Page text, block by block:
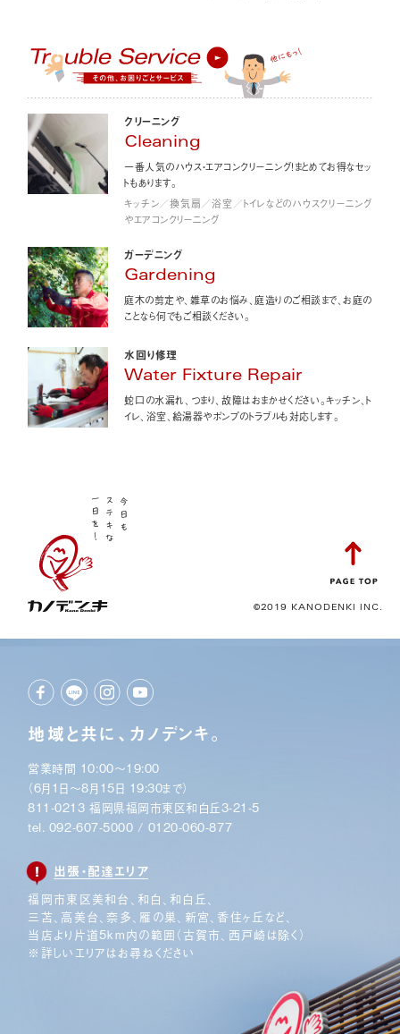
クリーニング
Cleaning
一番人気のハウス・エアコンクリーニング！まとめてお得なセッ
トもあります。
キッチン／換気扇／浴室／トイレなどのハウスクリーニング
やエアコンクリーニング
ガーデニング
Gardening
庭木の剪定や、雑草のお悩み、庭造りのご相談まで、お庭の
ことなら何でもご相談ください。
水回り修理
Water Fixture Repair
蛇口の水漏れ、つまり、故障はおまかせください。キッチン、ト
イレ、浴室、給湯器やポンプのトラブルも対応します。
©2019 KANODENKI INC.
地域と共に、カノデンキ。
営業時間 10:00〜19:00
（6月1日〜8月15日 19:30まで）
811-0213 福岡県福岡市東区和白丘3-21-5
tel. 092-607-5000 / 0120-060-877
出張・配達エリア
福岡市東区美和台、和白、和白丘、
三苫、高美台、奈多、 雁の巣、新宮、香住ヶ丘など、
当店より片道5km内の範囲 （古賀市、西戸崎は除く）
※詳しいエリアはお尋ねください